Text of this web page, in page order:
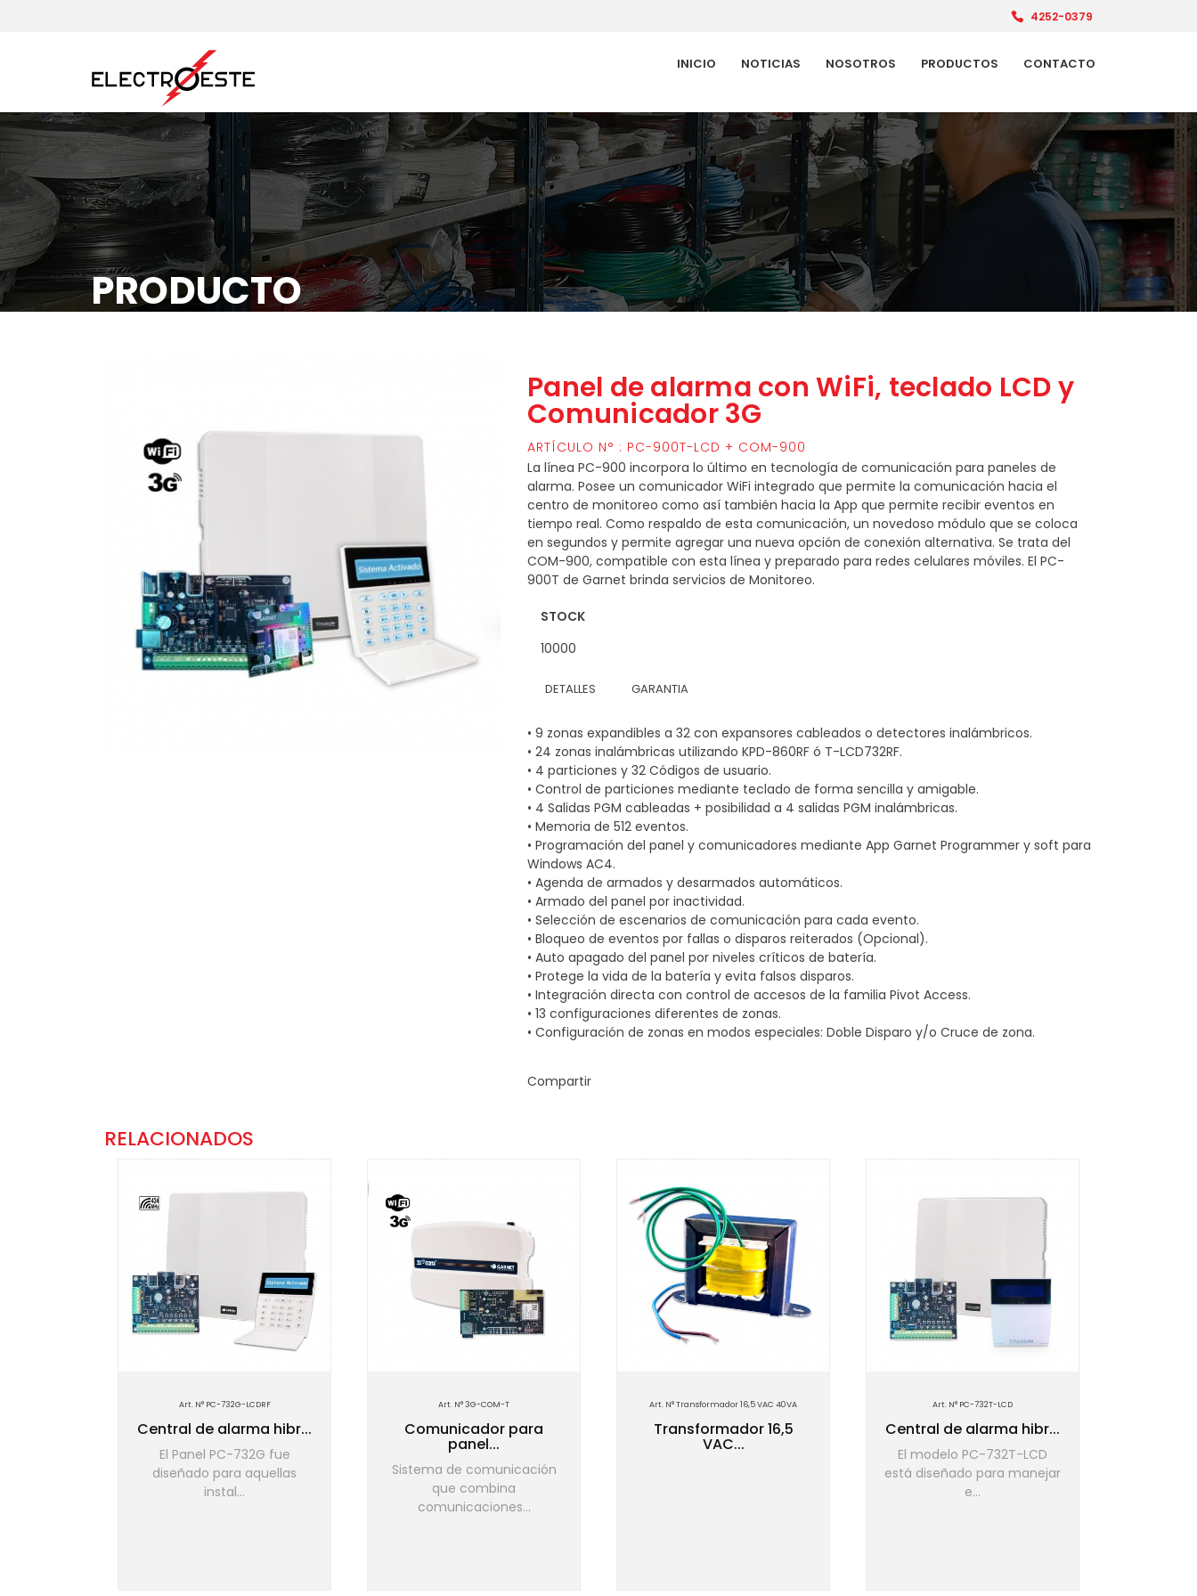
4252-0379
INICIO NOTICIAS NOSOTROS PRODUCTOS CONTACTO
PRODUCTO
Panel de alarma con WiFi, teclado LCD y
Comunicador 3G
ARTÍCULO N° : PC-900T-LCD + COM-900
La línea PC-900 incorpora lo último en tecnología de comunicación para paneles de
alarma. Posee un comunicador WiFi integrado que permite la comunicación hacia el
centro de monitoreo como así también hacia la App que permite recibir eventos en
tiempo real. Como respaldo de esta comunicación, un novedoso módulo que se coloca
en segundos y permite agregar una nueva opción de conexión alternativa. Se trata del
COM-900, compatible con esta línea y preparado para redes celulares móviles. El PC-
900T de Garnet brinda servicios de Monitoreo.
STOCK
10000
DETALLES GARANTIA
• 9 zonas expandibles a 32 con expansores cableados o detectores inalámbricos.
• 24 zonas inalámbricas utilizando KPD-860RF ó T-LCD732RF.
• 4 particiones y 32 Códigos de usuario.
• Control de particiones mediante teclado de forma sencilla y amigable.
• 4 Salidas PGM cableadas + posibilidad a 4 salidas PGM inalámbricas.
• Memoria de 512 eventos.
• Programación del panel y comunicadores mediante App Garnet Programmer y soft para
Windows AC4.
• Agenda de armados y desarmados automáticos.
• Armado del panel por inactividad.
• Selección de escenarios de comunicación para cada evento.
• Bloqueo de eventos por fallas o disparos reiterados (Opcional).
• Auto apagado del panel por niveles críticos de batería.
• Protege la vida de la batería y evita falsos disparos.
• Integración directa con control de accesos de la familia Pivot Access.
• 13 configuraciones diferentes de zonas.
• Configuración de zonas en modos especiales: Doble Disparo y/o Cruce de zona.
Compartir
RELACIONADOS
Art. N° PC-732G-LCDRF
Central de alarma hibr...
El Panel PC-732G fue
diseñado para aquellas
instal...
Art. N° 3G-COM-T
Comunicador para
panel...
Sistema de comunicación
que combina
comunicaciones...
Art. N° Transformador 16,5 VAC 40VA
Transformador 16,5
VAC...
Art. N° PC-732T-LCD
Central de alarma hibr...
El modelo PC-732T-LCD
está diseñado para manejar
e...